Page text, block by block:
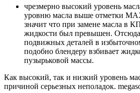
чрезмерно высокий уровень
уровню масла выше отметки
значит что при замене масла в
жидкости был превышен. Отсюда
подвижных деталей в
подобно блендеру взбивает
пузырьковой массы.
Как высокий, так и низкий уровень
причиной серьезных неполадок.